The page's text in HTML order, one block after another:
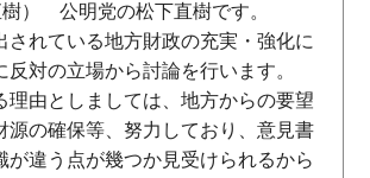
） 公明党の松下直樹です。
れている地方財政の充実・強化に
反対の立場から討論を行います。
由としましては、地方からの要望
源の確保等、努力しており、意見書
が違う点が幾つか見受けられるから